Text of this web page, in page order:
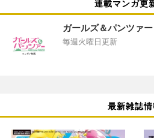
連載マンガ更
ガールズ＆パンツァー
毎週火曜日更新
最新雑誌情